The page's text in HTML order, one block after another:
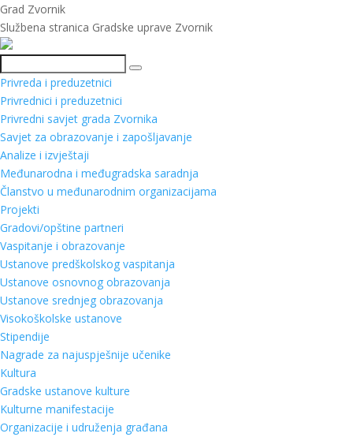
Grad Zvornik
Službena stranica Gradske uprave Zvornik
Pretraga
Privreda i preduzetnici
Privrednici i preduzetnici
Privredni savjet grada Zvornika
Savjet za obrazovanje i zapošljavanje
Analize i izvještaji
Međunarodna i međugradska saradnja
Članstvo u međunarodnim organizacijama
Projekti
Gradovi/opštine partneri
Vaspitanje i obrazovanje
Ustanove predškolskog vaspitanja
Ustanove osnovnog obrazovanja
Ustanove srednjeg obrazovanja
Visokoškolske ustanove
Stipendije
Nagrade za najuspješnije učenike
Kultura
Gradske ustanove kulture
Kulturne manifestacije
Organizacije i udruženja građana